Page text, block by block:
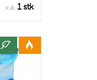
v.a. 1 stk